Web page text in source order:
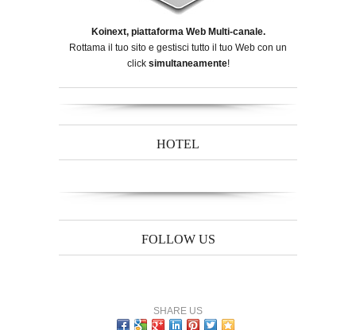
Koinext, piattaforma Web Multi-canale.
Rottama il tuo sito e gestisci tutto il tuo Web con un
click simultaneamente!
HOTEL
FOLLOW US
SHARE US